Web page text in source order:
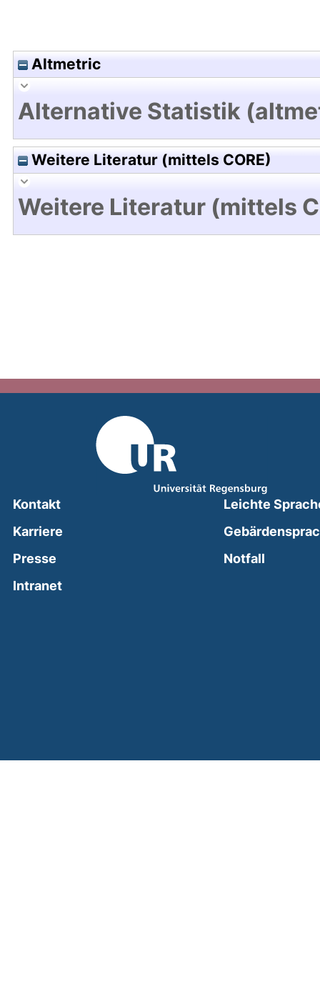
Altmetric
Alternative Statistik
Weitere Literatur (mittels CORE)
Weitere Literatur (mittels
Kontakt
Karriere
Presse
Intranet(external link, opens in a new window)
Leichte
Notfall